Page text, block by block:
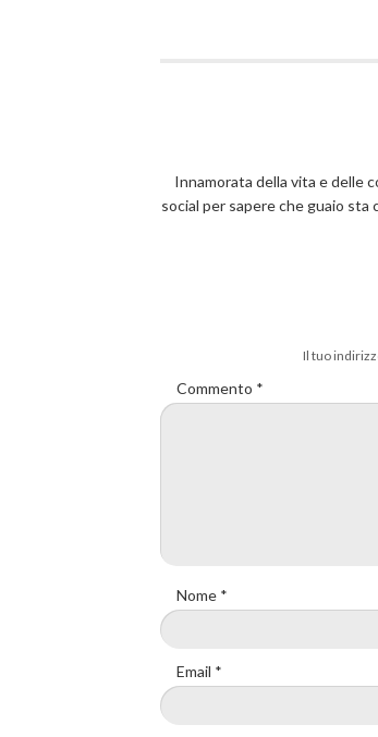
Innamorata della vita e delle
social per sapere che guaio
Il tuo
Commento *
Nome *
Email *